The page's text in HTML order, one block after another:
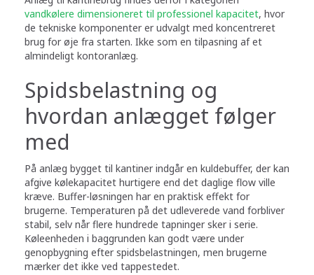
vandkølere dimensioneret til professionel kapacitet, hvor
de tekniske komponenter er udvalgt med koncentreret
brug for øje fra starten. Ikke som en tilpasning af et
almindeligt kontoranlæg.
Spidsbelastning og
hvordan anlægget følger
med
På anlæg bygget til kantiner indgår en kuldebuffer, der kan
afgive kølekapacitet hurtigere end det daglige flow ville
kræve. Buffer-løsningen har en praktisk effekt for
brugerne. Temperaturen på det udleverede vand forbliver
stabil, selv når flere hundrede tapninger sker i serie.
Køleenheden i baggrunden kan godt være under
genopbygning efter spidsbelastningen, men brugerne
mærker det ikke ved tappestedet.